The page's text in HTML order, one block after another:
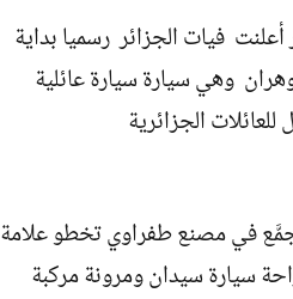
فيات الجزائر رسميا بداية
وهي سيارة سيارة عائلية
الجزائرية
في مصنع طفراوي تخطو علامة
سيارة سيدان ومرونة مركبة